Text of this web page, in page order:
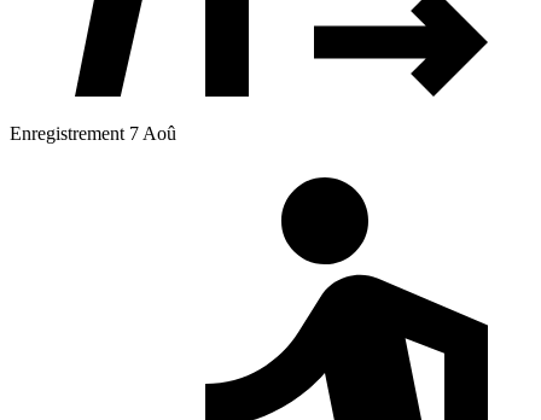
Enregistrement 7 Aoû